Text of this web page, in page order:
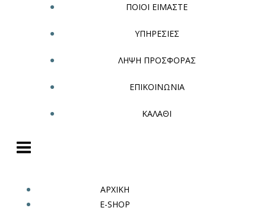
ΠΟΙΟΙ ΕΙΜΑΣΤΕ
ΥΠΗΡΕΣΙΕΣ
ΛΗΨΗ ΠΡΟΣΦΟΡΑΣ
ΕΠΙΚΟΙΝΩΝΙΑ
ΚΑΛΑΘΙ
ΑΡΧΙΚΗ
E-SHOP